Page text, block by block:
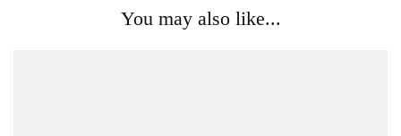
You may also like...